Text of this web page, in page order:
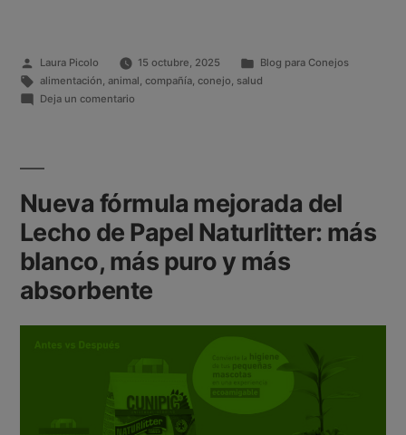
Laura Picolo 15 octubre, 2025
Blog para Conejos
alimentación, animal, compañía, conejo, salud
Deja un comentario
Nueva fórmula mejorada del
Lecho de Papel Naturlitter: más
blanco, más puro y más
absorbente